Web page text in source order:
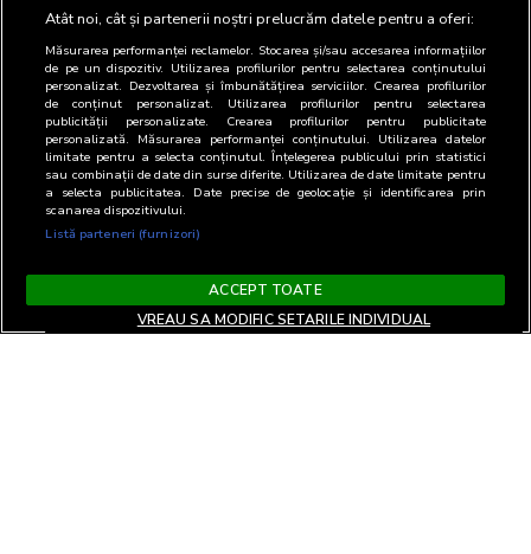
publicitate
Atât noi, cât și partenerii noștri prelucrăm datele pentru a oferi:
Măsurarea performanței reclamelor. Stocarea și/sau accesarea informațiilor
de pe un dispozitiv. Utilizarea profilurilor pentru selectarea conținutului
personalizat. Dezvoltarea și îmbunătățirea serviciilor. Crearea profilurilor
de conținut personalizat. Utilizarea profilurilor pentru selectarea
publicității personalizate. Crearea profilurilor pentru publicitate
personalizată. Măsurarea performanței conținutului. Utilizarea datelor
limitate pentru a selecta conținutul. Înțelegerea publicului prin statistici
sau combinații de date din surse diferite. Utilizarea de date limitate pentru
a selecta publicitatea. Date precise de geolocație și identificarea prin
scanarea dispozitivului.
Listă parteneri (furnizori)
ACCEPT TOATE
VREAU SA MODIFIC SETARILE INDIVIDUAL